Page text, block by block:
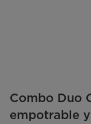
Combo Duo
empotrable